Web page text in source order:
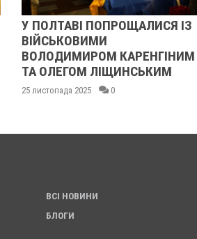
У ПОЛТАВІ ПОПРОЩАЛИСЯ ІЗ
ВІЙСЬКОВИМИ
ВОЛОДИМИРОМ КАРЕНГІНИМ
ТА ОЛЕГОМ ЛІЩИНСЬКИМ
25 листопада 2025 0
ВСІ НОВИНИ
БЛОГИ